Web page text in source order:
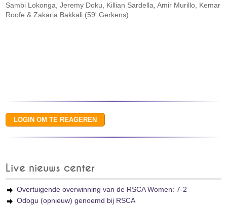
Sambi Lokonga, Jeremy Doku, Killian Sardella, Amir Murillo, Kemar
Roofe & Zakaria Bakkali (59' Gerkens).
Live nieuws center
Overtuigende overwinning van de RSCA Women: 7-2
Odogu (opnieuw) genoemd bij RSCA